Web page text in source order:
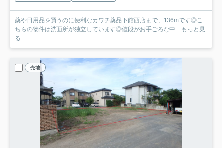
薬や日用品を買うのに便利なカワチ薬品下館西店まで、136mです◎こ
ちらの物件は洗面所が独立しています◎値段がお手ごろな中... もっと見
る
売地